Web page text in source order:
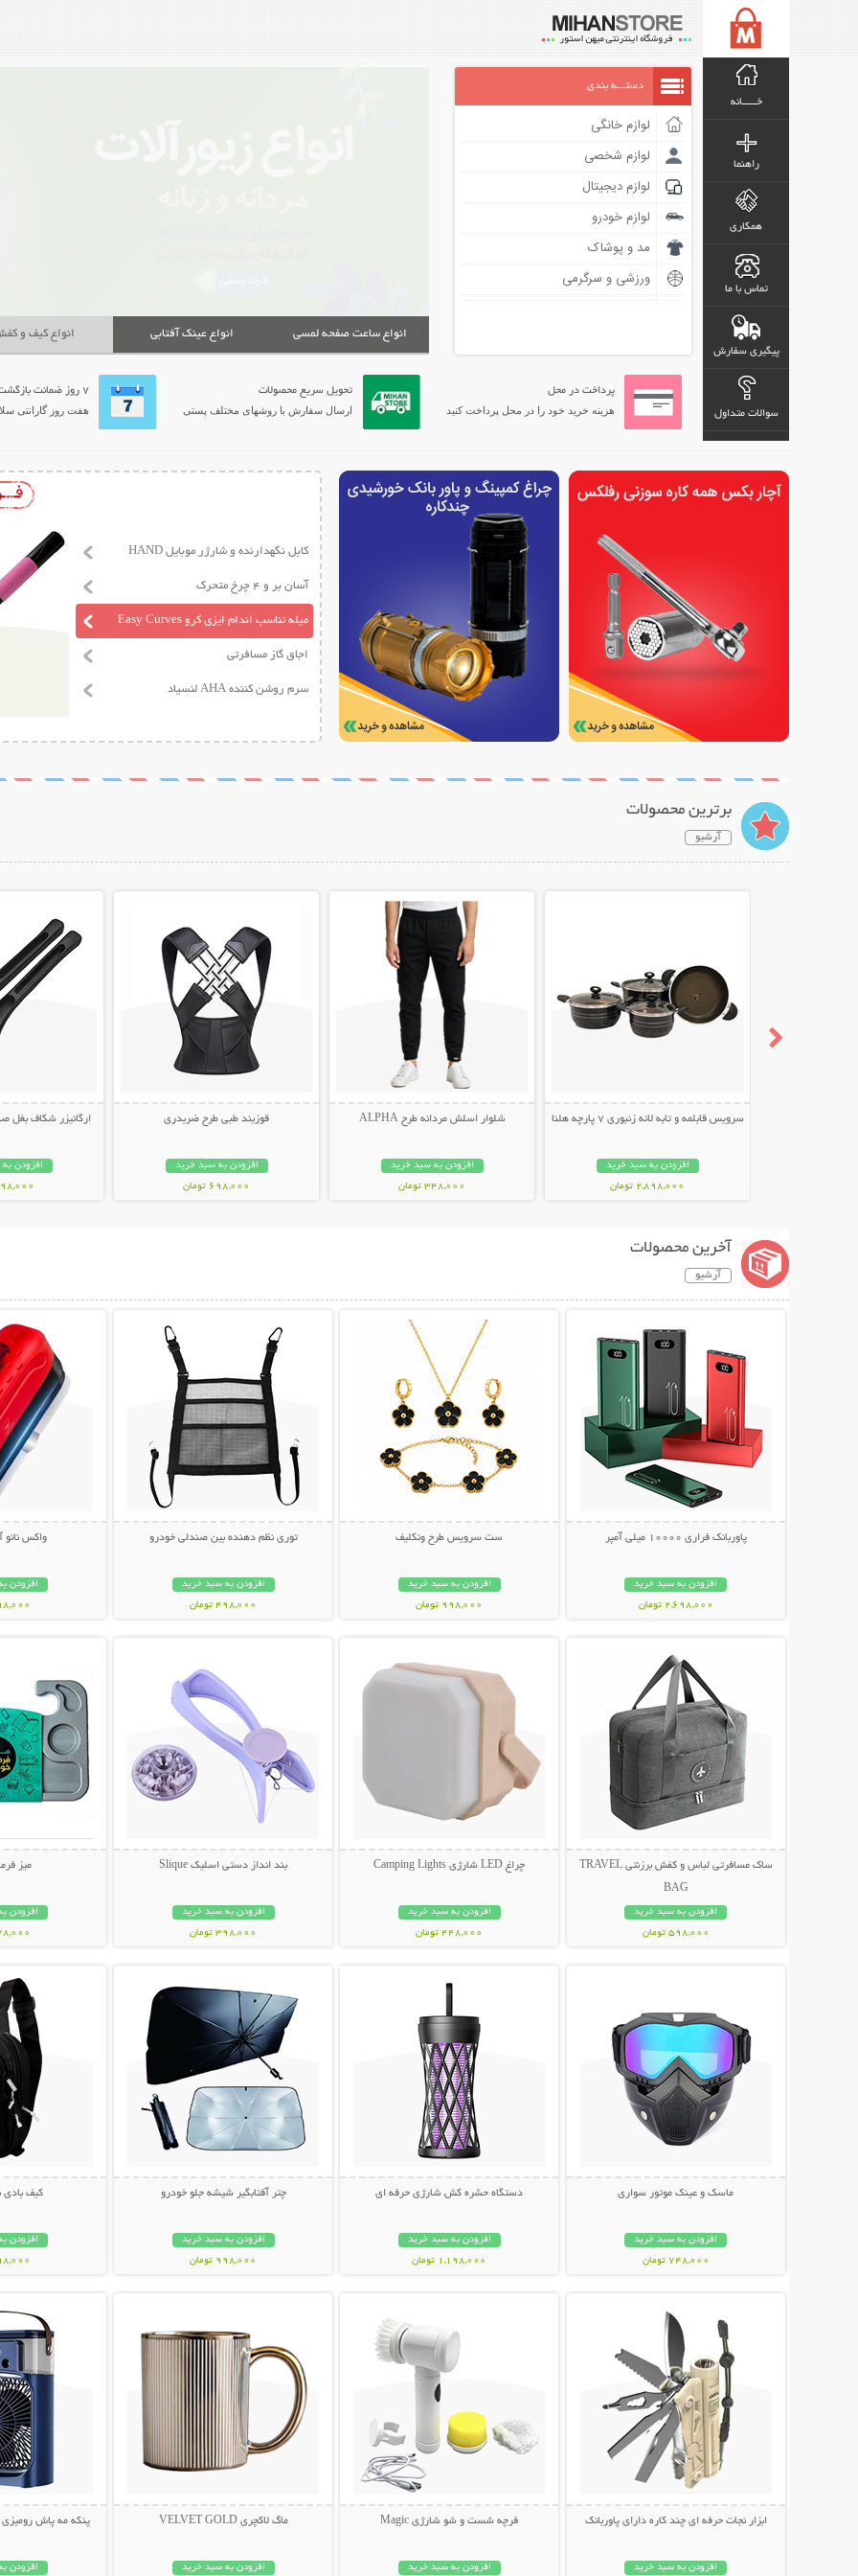
خـــــانه
راهنما
همکاری
تماس با ما
پیگیری سفارش
سوالات متداول
دستـــه بندی
لوازم خانگی
لوازم شخصی
لوازم دیجیتال
لوازم خودرو
مد و پوشاک
ورزشی و سرگرمی
انواع ساعت صفحه لمسی انواع عینک آفتابی انواع کیف و
پرداخت در محل
هزینه خرید خود را در محل پرداخت کنید
تحویل سریع محصولات
ارسال سفارش با روشهای مختلف پستی
7 روز ضمانت بازگشت
هفت روز گارانتی
کابل نگهدارنده و شارژر موبایل HAND
آسان بر و 4 چرخ متحرک
میله تناسب اندام ایزی کرو Easy Curves
اجاق گاز مسافرتی
سرم روشن کننده AHA لنسیاد
برترین محصولات
آرشیو
سرویس قابلمه و تابه لانه زنبوری 7 پارچه هلنا
افزودن به سبد خرید
2,898,000 تومان
شلوار اسلش مردانه طرح ALPHA
افزودن به سبد خرید
348,000 تومان
قوزبند طبی طرح ضربدری
افزودن به سبد خرید
698,000 تومان
ارگانیزر شکاف بغل
افزودن
498,000
آخرین محصولات
آرشیو
پاوربانک فراری 10000 میلی آمپر
افزودن به سبد خرید
2,698,000 تومان
ست سرویس طرح ونکلیف
افزودن به سبد خرید
998,000 تومان
توری نظم دهنده بین صندلی خودرو
افزودن به سبد خرید
498,000 تومان
واکس نانو
افزودن
398,000
ساک مسافرتی لباس و کفش برزنتی TRAVEL
BAG
افزودن به سبد خرید
598,000 تومان
چراغ LED شارژی Camping Lights
افزودن به سبد خرید
448,000 تومان
بند انداز دستی اسلیک Slique
افزودن به سبد خرید
398,000 تومان
میز
افزودن
478,000
ماسک و عینک موتور سواری
افزودن به سبد خرید
748,000 تومان
دستگاه حشره کش شارژی حرفه ای
افزودن به سبد خرید
1,198,000 تومان
چتر آفتابگیر شیشه جلو خودرو
افزودن به سبد خرید
998,000 تومان
کیف
افزودن
498,000
ابزار نجات حرفه ای چند کاره دارای پاوربانک
افزودن به سبد خرید
فرچه شست و شو شارژی Magic
افزودن به سبد خرید
ماگ لاکچری VELVET GOLD
افزودن به سبد خرید
پنکه مه پاش رومیزی AIR COOLER FAN
افزودن